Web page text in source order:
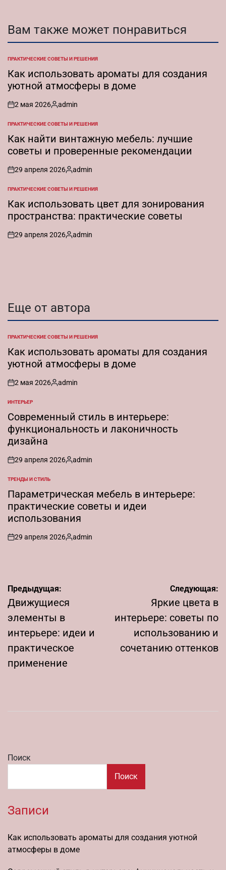
Вам также может понравиться
ОПУБЛИКОВАНО
В
ПРАКТИЧЕСКИЕ СОВЕТЫ И РЕШЕНИЯ
Как использовать ароматы для создания
уютной атмосферы в доме
on
2 мая 2026
Запись
admin
ОПУБЛИКОВАНО
В
ПРАКТИЧЕСКИЕ СОВЕТЫ И РЕШЕНИЯ
Как найти винтажную мебель: лучшие
советы и проверенные рекомендации
on
29 апреля 2026
Запись
admin
ОПУБЛИКОВАНО
В
ПРАКТИЧЕСКИЕ СОВЕТЫ И РЕШЕНИЯ
Как использовать цвет для зонирования
пространства: практические советы
on
29 апреля 2026
Запись
admin
Еще от автора
ОПУБЛИКОВАНО
В
ПРАКТИЧЕСКИЕ СОВЕТЫ И РЕШЕНИЯ
Как использовать ароматы для создания
уютной атмосферы в доме
on
2 мая 2026
Запись
admin
ОПУБЛИКОВАНО
В
ИНТЕРЬЕР
Современный стиль в интерьере:
функциональность и лаконичность
дизайна
on
29 апреля 2026
Запись
admin
ОПУБЛИКОВАНО
В
ТРЕНДЫ И СТИЛЬ
Параметрическая мебель в интерьере:
практические советы и идеи
использования
on
29 апреля 2026
Запись
admin
Навигация
по
записям
Предыдущая:
Движущиеся
элементы в
интерьере: идеи и
практическое
применение
Следующая:
Яркие цвета в
интерьере: советы по
использованию и
сочетанию оттенков
Поиск
Поиск
Записи
Как использовать ароматы для создания уютной
атмосферы в доме